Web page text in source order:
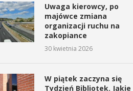
Uwaga kierowcy, po
majówce zmiana
organizacji ruchu na
zakopiance
30 kwietnia 2026
W piątek zaczyna się
Tydzień Bibliotek. Jakie